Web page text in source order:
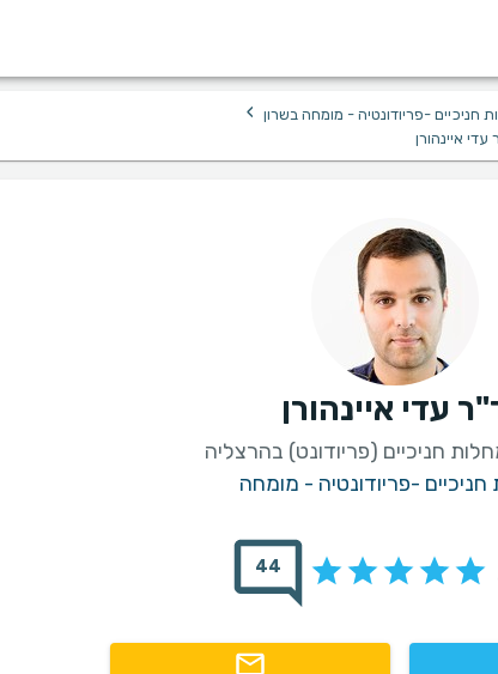
חניכיים -פריודונטיה - מומחה בשרון ›
עדי איינהורן
עדי איינהורן
חניכיים (פריודונט) בהרצליה
-פריודונטיה - מומחה
44